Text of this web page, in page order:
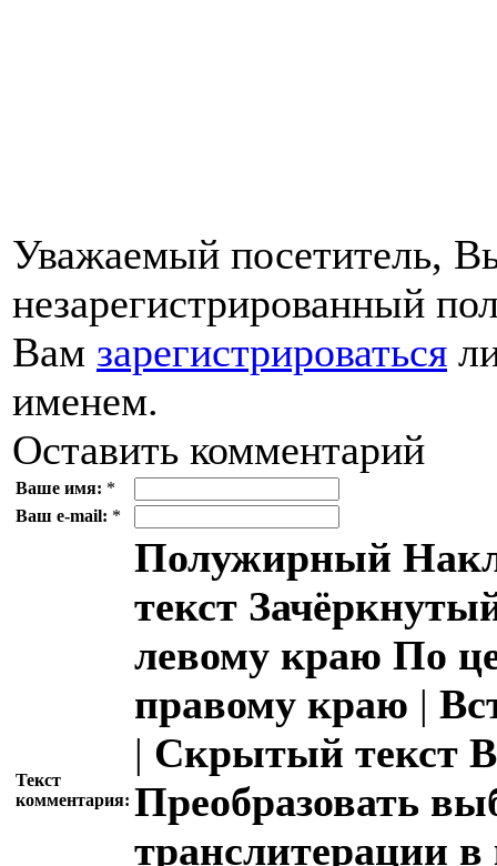
Уважаемый посетитель,
незарегистрированный
Вам зарегистрироваться
именем.
Оставить комментарий
Ваше имя: *
Ваш e-mail: *
Текст
комментария:
Полужирный
текст
левому краю По
правому краю |
| Скрытый текст
Преобразовать
транслитерации